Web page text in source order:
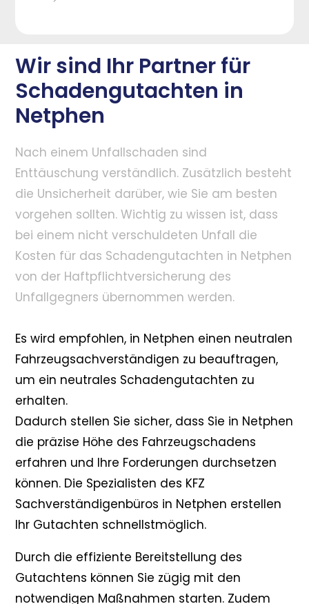
Wir sind Ihr Partner für
Schadengutachten in
Netphen
Nach einem Unfallschaden sind
Enttäuschung verständlich. Zusätzlich besteht
die Unsicherheit darüber, wie Sie am besten
vorgehen sollten. Wichtig zu wissen ist, dass
bei einem nicht verschuldeten Unfall die
Kosten für das Schadengutachten in Netphen
von der Haftpflichtversicherung des
Unfallgegners übernommen werden.
Es wird empfohlen, in Netphen einen neutralen
Fahrzeugsachverständigen zu beauftragen,
um ein neutrales Schadengutachten zu
erhalten.
Dadurch stellen Sie sicher, dass Sie in Netphen
die präzise Höhe des Fahrzeugschadens
erfahren und Ihre Forderungen durchsetzen
können. Die Spezialisten des KFZ
Sachverständigenbüros in Netphen erstellen
Ihr Gutachten schnellstmöglich.
Durch die effiziente Bereitstellung des
Gutachtens können Sie zügig mit den
notwendigen Maßnahmen starten. Zudem